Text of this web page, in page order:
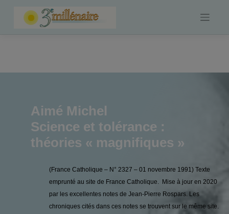
Aimé Michel
Science et tolérance :
théories « magnifiques »
(France Catholique – N° 2327 – 01 novembre 1991) Texte
emprunté au site de France Catholique. Mise à jour en 2020
par les excellentes notes de Jean-Pierre Rospars. Les
chroniques cités dans ces notes se trouvent sur le même site.